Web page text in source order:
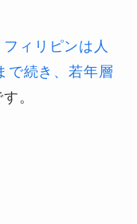
フィリピンは人
で続き、若年層
。